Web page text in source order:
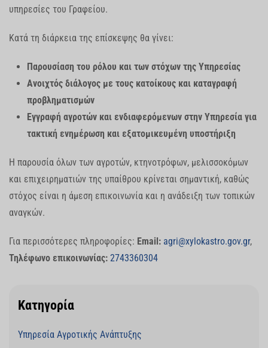
υπηρεσίες του Γραφείου.
Κατά τη διάρκεια της επίσκεψης θα γίνει:
Παρουσίαση του ρόλου και των στόχων της Υπηρεσίας
Ανοιχτός διάλογος με τους κατοίκους και καταγραφή
προβληματισμών
Εγγραφή αγροτών και ενδιαφερόμενων στην Υπηρεσία για
τακτική ενημέρωση και εξατομικευμένη υποστήριξη
Η παρουσία όλων των αγροτών, κτηνοτρόφων, μελισσοκόμων
και επιχειρηματιών της υπαίθρου κρίνεται σημαντική, καθώς
στόχος είναι η άμεση επικοινωνία και η ανάδειξη των τοπικών
αναγκών.
Για περισσότερες πληροφορίες: Email: agri@xylokastro.gov.gr,
Τηλέφωνο επικοινωνίας: 2743360304
Κατηγορία
Υπηρεσία Αγροτικής Ανάπτυξης